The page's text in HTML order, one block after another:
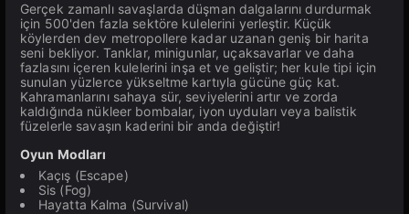
Gerçek zamanlı savaşlarda düşman dalgalarını durdurmak
için 500'den fazla sektöre kulelerini yerleştir. Küçük
köylerden dev metropollere kadar uzanan geniş bir harita
seni bekliyor. Tanklar, minigunlar, uçaksavarlar ve daha
fazlasını içeren kulelerini inşa et ve geliştir; her kule tipi için
sunulan yüzlerce yükseltme kartıyla gücüne güç kat.
Kahramanlarını sahaya sür, seviyelerini artır ve zorda
kaldığında nükleer bombalar, iyon uyduları veya balistik
füzelerle savaşın kaderini bir anda değiştir!
Oyun Modları
Kaçış (Escape)
Sis (Fog)
Hayatta Kalma (Survival)